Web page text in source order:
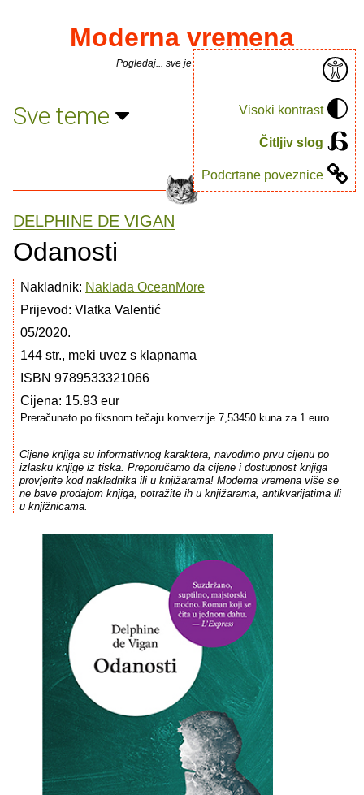
Visoki kontrast
Čitljiv slog
Podcrtane poveznice
Moderna vremena
Pogledaj... sve je puno knjiga.
Sve teme
DELPHINE DE VIGAN
Odanosti
Nakladnik: Naklada OceanMore
Prijevod: Vlatka Valentić
05/2020.
144 str., meki uvez s klapnama
ISBN 9789533321066
Cijena: 15.93 eur
Preračunato po fiksnom tečaju konverzije 7,53450 kuna za 1 euro
Cijene knjiga su informativnog karaktera, navodimo prvu cijenu po
izlasku knjige iz tiska. Preporučamo da cijene i dostupnost knjiga
provjerite kod nakladnika ili u knjižarama! Moderna vremena više se
ne bave prodajom knjiga, potražite ih u knjižarama, antikvarijatima ili
u knjižnicama.